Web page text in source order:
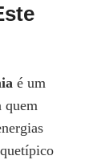
é um
quem